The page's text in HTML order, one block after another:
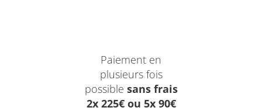
Paiement en
plusieurs fois
possible sans frais
2x 225€ ou 5x 90€